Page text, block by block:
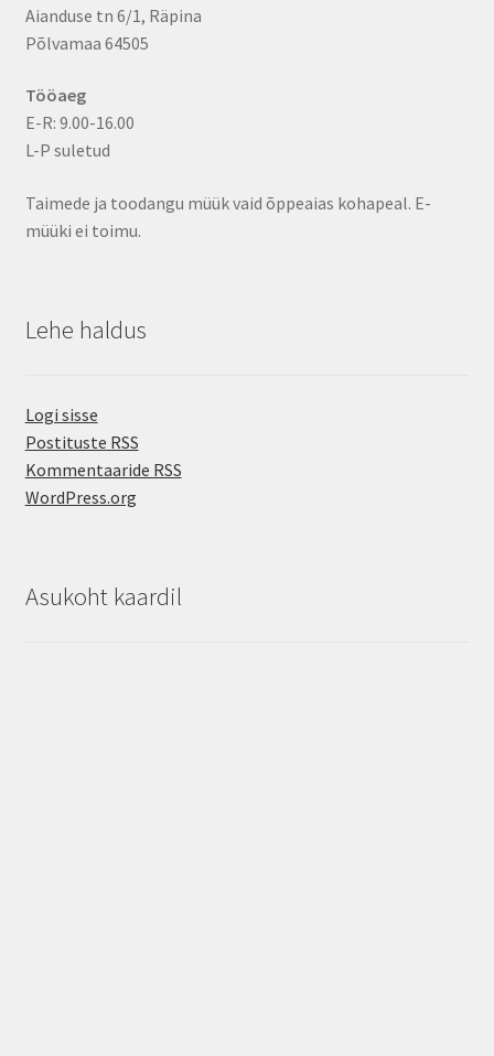
Aianduse tn 6/1, Räpina
Põlvamaa 64505
Tööaeg
E-R: 9.00-16.00
L-P suletud
Taimede ja toodangu müük vaid õppeaias kohapeal. E-
müüki ei toimu.
Lehe haldus
Logi sisse
Postituste RSS
Kommentaaride RSS
WordPress.org
Asukoht kaardil